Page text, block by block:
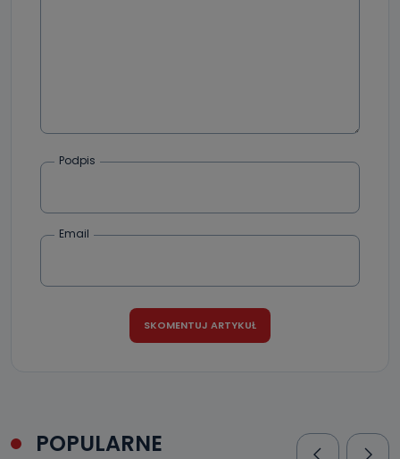
danych osobowych?
Można to zrobić pod numerem telefonu 62 735-51-05 lub
Podpis
Email
POPULARNE